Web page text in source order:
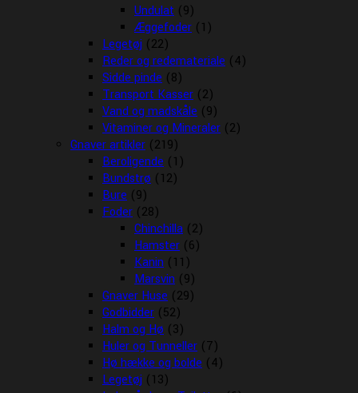
Undulat (9)
Æggefoder (1)
Legetøj (22)
Reder og redemateriale (4)
Sidde pinde (8)
Transport Kasser (2)
Vand og madskåle (9)
Vitaminer og Mineraler (2)
Gnaver artikler (219)
Beroligende (1)
Bundstrø (12)
Bure (9)
Foder (28)
Chinchilla (2)
Hamster (6)
Kanin (11)
Marsvin (9)
Gnaver Huse (29)
Godbidder (52)
Halm og Hø (3)
Huler og Tunneller (7)
Hø hække og bolde (4)
Legetøj (13)